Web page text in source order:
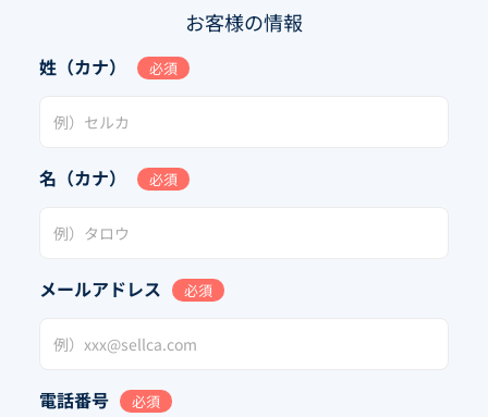
お客様の情報
姓（カナ） 必須
名（カナ） 必須
メールアドレス 必須
電話番号 必須